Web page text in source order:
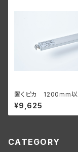
置くピカ 1200mm
ス棚用 【サイズオーダ
¥9,625
CATEGORY